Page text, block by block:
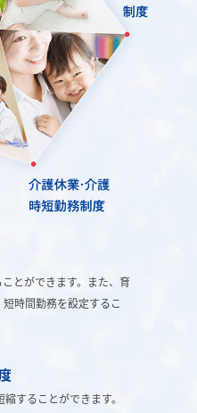
とができます。また、育
時間勤務を設定するこ
することができます。